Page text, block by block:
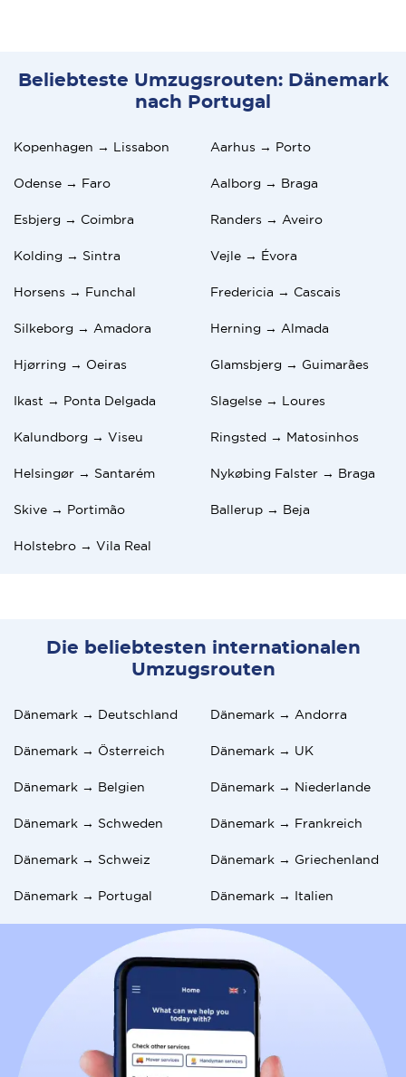
Beliebteste Umzugsrouten: Dänemark
nach Portugal
Kopenhagen → Lissabon Aarhus → Porto
Odense → Faro Aalborg → Braga
Esbjerg → Coimbra Randers → Aveiro
Kolding → Sintra Vejle → Évora
Horsens → Funchal Fredericia → Cascais
Silkeborg → Amadora Herning → Almada
Hjørring → Oeiras Glamsbjerg → Guimarães
Ikast → Ponta Delgada Slagelse → Loures
Kalundborg → Viseu Ringsted → Matosinhos
Helsingør → Santarém Nykøbing Falster → Braga
Skive → Portimão Ballerup → Beja
Holstebro → Vila Real
Die beliebtesten internationalen
Umzugsrouten
Dänemark → Deutschland Dänemark → Andorra
Dänemark → Österreich Dänemark → UK
Dänemark → Belgien Dänemark → Niederlande
Dänemark → Schweden Dänemark → Frankreich
Dänemark → Schweiz Dänemark → Griechenland
Dänemark → Portugal Dänemark → Italien